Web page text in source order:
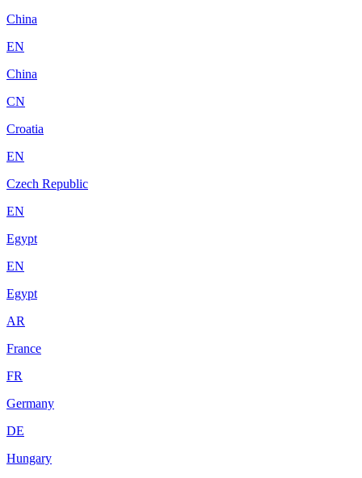
China
EN
China
CN
Croatia
EN
Czech Republic
EN
Egypt
EN
Egypt
AR
France
FR
Germany
DE
Hungary